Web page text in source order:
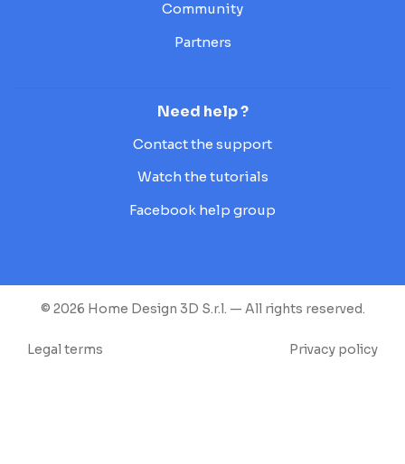
Community
Partners
Need help ?
Contact the support
Watch the tutorials
Facebook help group
© 2026 Home Design 3D S.r.l. — All rights reserved.
Legal terms Privacy policy